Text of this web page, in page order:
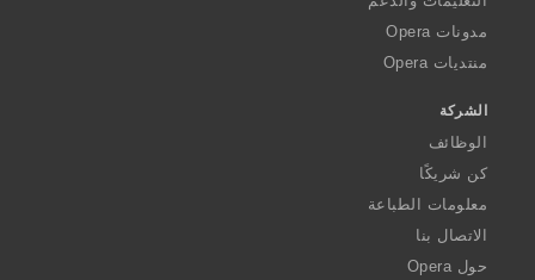
مدونات Opera
منتديات Opera
الشركة
الوظائف
كن شريكًا
معلومات الطباعة
الاتصال بنا
حول Opera